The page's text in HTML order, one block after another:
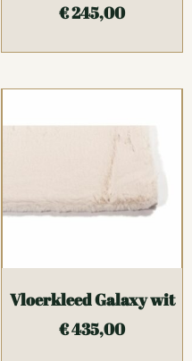
€245,00
Vloerkleed Galaxy wit
€435,00